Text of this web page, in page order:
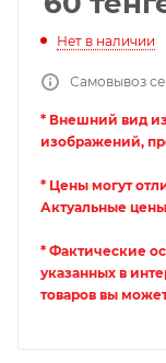
Нет в наличии
Самовывоз
* Внешний вид
изображений,
* Цены могут
Актуальные
* Фактические
указанных в
товаров вы